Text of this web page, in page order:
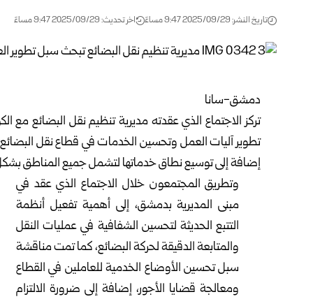
تاريخ النشر: 2025/09/29 9:47 مساءً اخر تحديث: 2025/09/29 9:47 مساءً
دمشق-سانا
تركز الاجتماع الذي عقدته مديرية تنظيم نقل البضائع مع
تطوير آليات العمل وتحسين الخدمات في قطاع نقل
إضافة إلى توسيع نطاق خدماتها لتشمل جميع المناطق بشكل
وتطريق المجتمعون خلال الاجتماع الذي عقد في
مبنى المديرية بدمشق، إلى أهمية تفعيل أنظمة
التتبع الحديثة لتحسين الشفافية في عمليات النقل
والمتابعة الدقيقة لحركة البضائع، كما تمت مناقشة
سبل تحسين الأوضاع الخدمية للعاملين في القطاع
ومعالجة قضايا الأجور، إضافة إلى ضرورة الالتزام